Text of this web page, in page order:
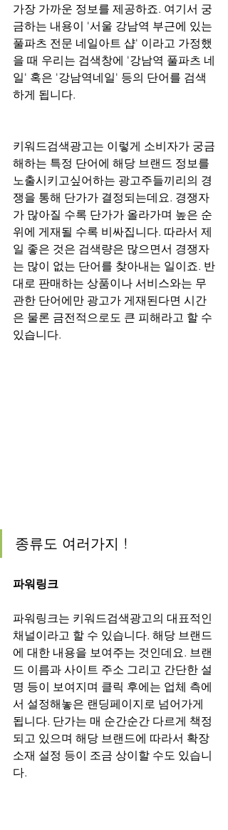
가장 가까운 정보를 제공하죠. 여기서 궁
금하는 내용이 '서울 강남역 부근에 있는
풀파츠 전문 네일아트 샵' 이라고 가정했
을 때 우리는 검색창에 '강남역 풀파츠 네
일' 혹은 '강남역네일' 등의 단어를 검색
하게 됩니다.
키워드검색광고는 이렇게 소비자가 궁금
해하는 특정 단어에 해당 브랜드 정보를
노출시키고싶어하는 광고주들끼리의 경
쟁을 통해 단가가 결정되는데요. 경쟁자
가 많아질 수록 단가가 올라가며 높은 순
위에 게재될 수록 비싸집니다. 따라서 제
일 좋은 것은 검색량은 많으면서 경쟁자
는 많이 없는 단어를 찾아내는 일이죠. 반
대로 판매하는 상품이나 서비스와는 무
관한 단어에만 광고가 게재된다면 시간
은 물론 금전적으로도 큰 피해라고 할 수
있습니다.
종류도 여러가지 !
파워링크
파워링크는 키워드검색광고의 대표적인
채널이라고 할 수 있습니다. 해당 브랜드
에 대한 내용을 보여주는 것인데요. 브랜
드 이름과 사이트 주소 그리고 간단한 설
명 등이 보여지며 클릭 후에는 업체 측에
서 설정해놓은 랜딩페이지로 넘어가게
됩니다. 단가는 매 순간순간 다르게 책정
되고 있으며 해당 브랜드에 따라서 확장
소재 설정 등이 조금 상이할 수도 있습니
다.